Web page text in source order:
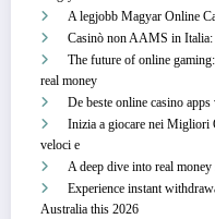
A legjobb Magyar Online
Casinò non AAMS in
The future of online
real money
De beste online casino
Inizia a giocare nei
veloci e
A deep dive into real
Experience instant
Australia this 2026